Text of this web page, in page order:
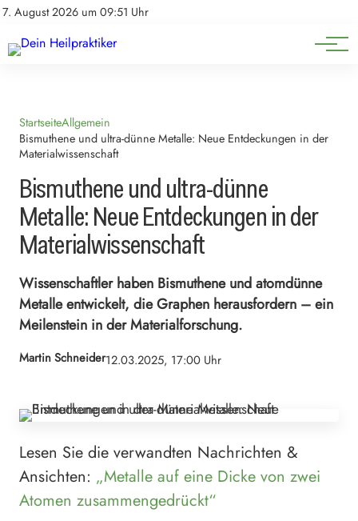
7. August 2026 um 09:51 Uhr
Impressum
Natürliche Medizin
Heilpflanzen & Kräuterkunde
StartseiteAllgemein
Bismuthene und ultra-dünne Metalle: Neue Entdeckungen in der
Materialwissenschaft
Bismuthene und ultra-dünne
Metalle: Neue Entdeckungen in der
Materialwissenschaft
Wissenschaftler haben Bismuthene und atomdünne
Metalle entwickelt, die Graphen herausfordern – ein
Meilenstein in der Materialforschung.
Martin Schneider12.03.2025, 17:00 Uhr
Lesen Sie die verwandten Nachrichten &
Ansichten: „Metalle auf eine Dicke von zwei
Atomen zusammengedrückt“